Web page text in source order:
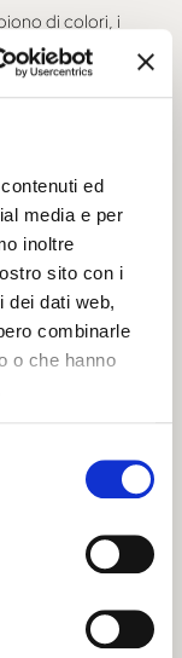
ed
media e per
inoltre
sito con i
dei dati web,
combinarle
o che hanno
di colori, i
animano e
che ti
di Ferrara. Inoltre,
Estense
una
della famiglia
tra storie
Tra le esperienze comprese nel pacchetto, da non perdere una
della tradizione
a realizzare
cappellacci di